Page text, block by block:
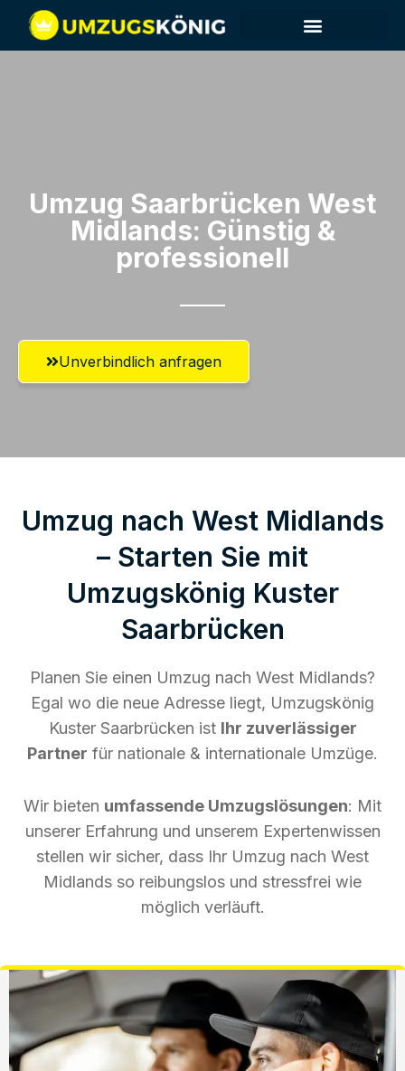
Umzug Saarbrücken​ West
Midlands: Günstig &
professionell​
Unverbindlich anfragen
Umzug nach West Midlands
– Starten Sie mit
Umzugskönig Kuster
Saarbrücken
Planen Sie einen Umzug nach West Midlands?
Egal wo die neue Adresse liegt, Umzugskönig
Kuster Saarbrücken ist Ihr zuverlässiger
Partner für nationale & internationale Umzüge.
Wir bieten umfassende Umzugslösungen: Mit
unserer Erfahrung und unserem Expertenwissen
stellen wir sicher, dass Ihr Umzug nach West
Midlands so reibungslos und stressfrei wie
möglich verläuft.